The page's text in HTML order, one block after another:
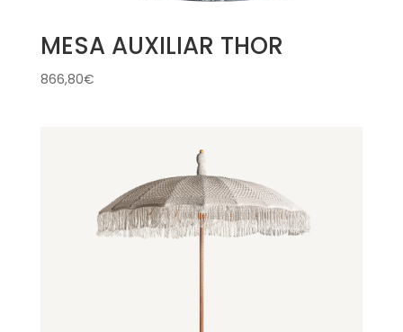
MESA AUXILIAR THOR
866,80€